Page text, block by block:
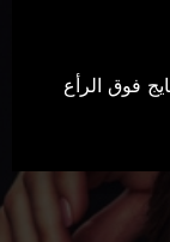
فوق الرأع